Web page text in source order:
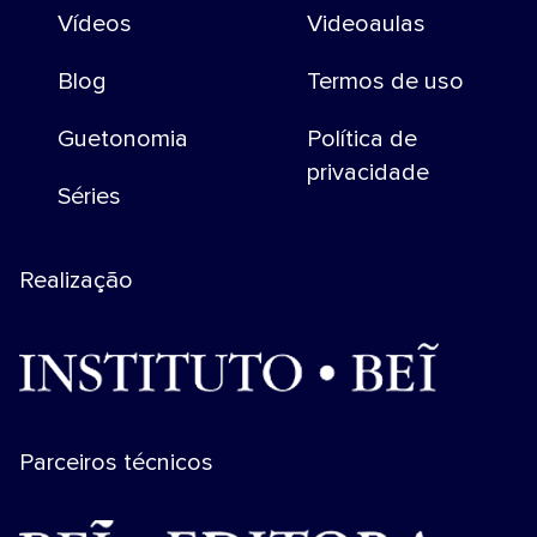
Vídeos
Blog
Guetonomia
Séries
Videoaulas
Termos de uso
Política de
privacidade
Realização
Parceiros técnicos